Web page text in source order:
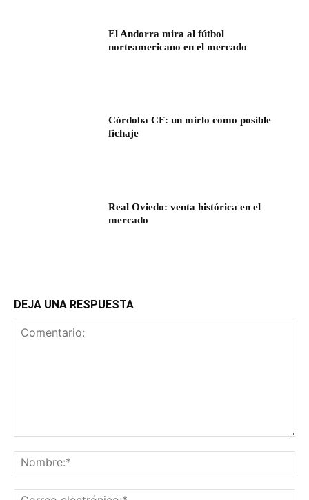
El Andorra mira al fútbol
norteamericano en el mercado
Córdoba CF: un mirlo como posible
fichaje
Real Oviedo: venta histórica en el
mercado
DEJA UNA RESPUESTA